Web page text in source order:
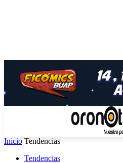
Inicio Tendencias
Tendencias